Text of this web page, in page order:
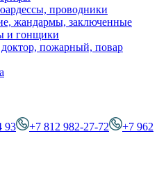
проводники
жандармы, заключенные
и гонщики
пожарный, повар
93 +7 812 982-27-72
+7 962